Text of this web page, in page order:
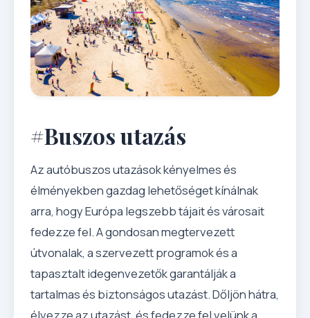
#Buszos utazás
Az autóbuszos utazások kényelmes és
élményekben gazdag lehetőséget kínálnak
arra, hogy Európa legszebb tájait és városait
fedezze fel. A gondosan megtervezett
útvonalak, a szervezett programok és a
tapasztalt idegenvezetők garantálják a
tartalmas és biztonságos utazást. Dőljön hátra,